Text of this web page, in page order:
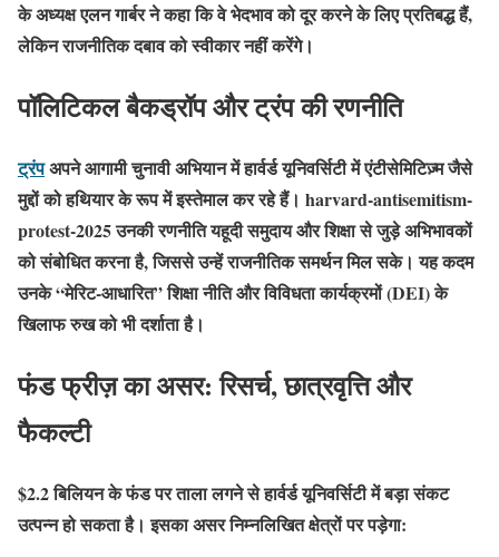
के अध्यक्ष एलन गार्बर ने कहा कि वे भेदभाव को दूर करने के लिए प्रतिबद्ध हैं,
लेकिन राजनीतिक दबाव को स्वीकार नहीं करेंगे।
पॉलिटिकल बैकड्रॉप और ट्रंप की रणनीति
ट्रंपअपने आगामी चुनावी अभियान में हार्वर्ड यूनिवर्सिटी में एंटीसेमिटिज़्म जैसे
मुद्दों को हथियार के रूप में इस्तेमाल कर रहे हैं। harvard-antisemitism-
protest-2025 उनकी रणनीति यहूदी समुदाय और शिक्षा से जुड़े अभिभावकों
को संबोधित करना है, जिससे उन्हें राजनीतिक समर्थन मिल सके। यह कदम
उनके “मेरिट-आधारित” शिक्षा नीति और विविधता कार्यक्रमों (DEI) के
खिलाफ रुख को भी दर्शाता है।
फंड फ्रीज़ का असर: रिसर्च, छात्रवृत्ति और
फैकल्टी
$2.2 बिलियन के फंड पर ताला लगने से हार्वर्ड यूनिवर्सिटी में बड़ा संकट
उत्पन्न हो सकता है। इसका असर निम्नलिखित क्षेत्रों पर पड़ेगा: